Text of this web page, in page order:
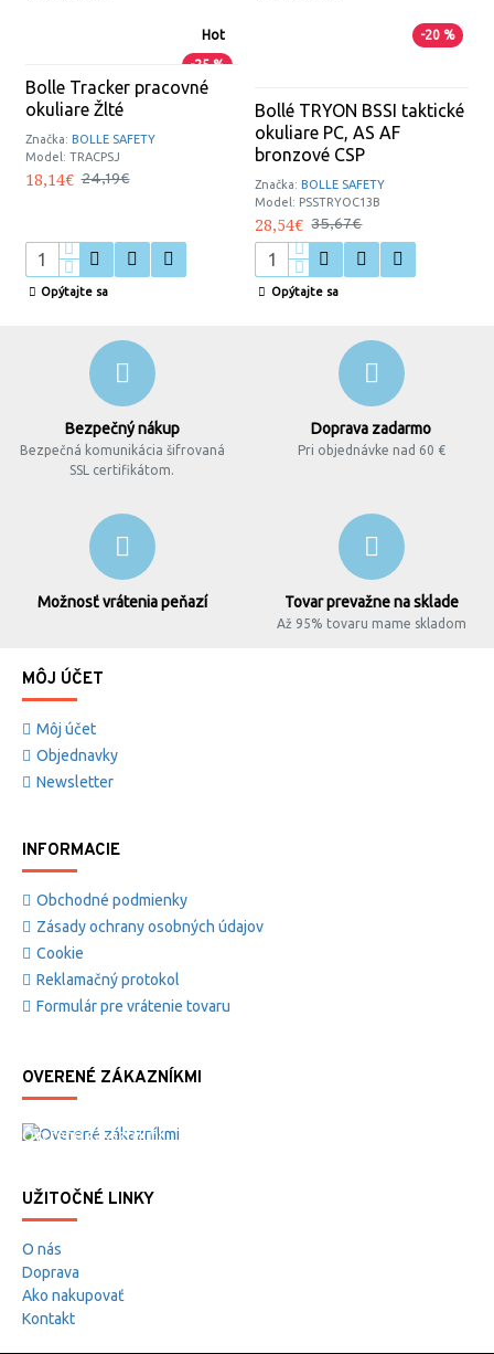
Hot
-25 %
Značka: BOLLE SAFETY
Model: TRACPSJ
Bolle Tracker pracovné
okuliare Žlté
18,14€ 24,19€
Opýtajte sa
-20 %
Značka: BOLLE SAFETY
Model: PSSTRYOC13B
Bollé TRYON BSSI taktické
okuliare PC, AS AF
bronzové CSP
28,54€ 35,67€
Opýtajte sa
Bezpečný nákup
Bezpečná komunikácia šifrovaná
SSL certifikátom.
Doprava zadarmo
Pri objednávke nad 60 €
Možnosť vrátenia peňazí Tovar prevažne na sklade
Až 95% tovaru mame skladom
MÔJ ÚČET
Môj účet
Objednavky
Newsletter
INFORMACIE
Obchodné podmienky
Zásady ochrany osobných údajov
Cookie
Reklamačný protokol
Formulár pre vrátenie tovaru
OVERENÉ ZÁKAZNÍKMI
Overené zákazníkmi
UŽITOČNÉ LINKY
O nás
Doprava
Ako nakupovať
Kontakt